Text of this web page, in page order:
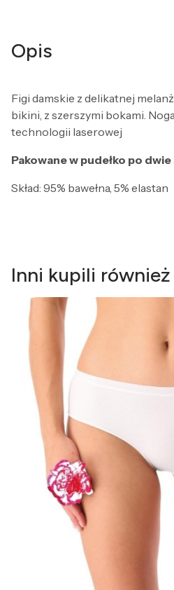
Opis
Figi damskie z delikatnej
bikini, z szerszymi bokami.
technologii laserowej
Pakowane w pudełko po
Skład: 95% bawełna, 5% elastan
Inni kupili również